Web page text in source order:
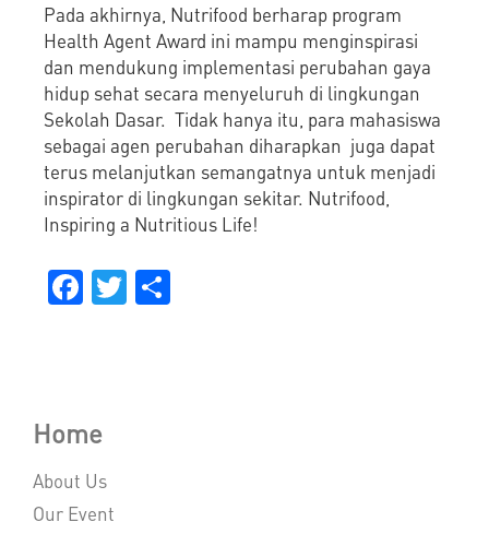
Pada akhirnya, Nutrifood berharap program
Health Agent Award ini mampu menginspirasi
dan mendukung implementasi perubahan gaya
hidup sehat secara menyeluruh di lingkungan
Sekolah Dasar. Tidak hanya itu, para mahasiswa
sebagai agen perubahan diharapkan juga dapat
terus melanjutkan semangatnya untuk menjadi
inspirator di lingkungan sekitar. Nutrifood,
Inspiring a Nutritious Life!
Facebook
Twitter
Home
About Us
Our Event